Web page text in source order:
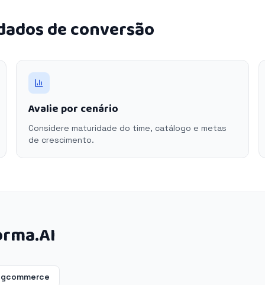
de conversão
Avalie por cenário
Considere maturidade do time, catálogo e metas
de crescimento.